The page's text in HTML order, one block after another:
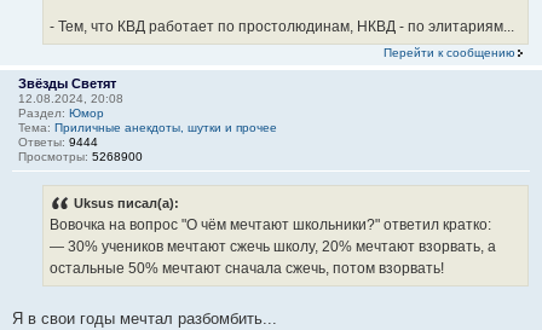
- Тем, что КВД работает по простолюдинам, НКВД - по элитариям...
Перейти к сообщению
Звёзды Светят
12.08.2024, 20:08
Раздел: Юмор
Тема: Приличные анекдоты, шутки и прочее
Ответы: 9444
Просмотры: 5268900
Uksus писал(а):
Вовочка на вопрос "О чём мечтают школьники?" ответил кратко:
— 30% учеников мечтают сжечь школу, 20% мечтают взорвать, а
остальные 50% мечтают сначала сжечь, потом взорвать!
Я в свои годы мечтал разбомбить...